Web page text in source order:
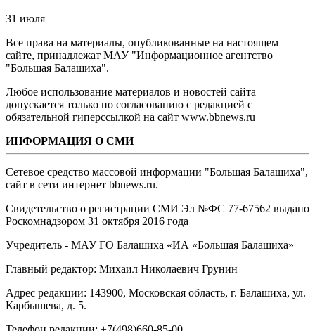
31 июля
Все права на материалы, опубликованные на настоящем
сайте, принадлежат МАУ "Информационное агентство
"Большая Балашиха".
Любое использование материалов и новостей сайта
допускается только по согласованию с редакцией с
обязательной гиперссылкой на сайт www.bbnews.ru
ИНФОРМАЦИЯ О СМИ
Сетевое средство массовой информации "Большая Балашиха",
сайт в сети интернет bbnews.ru.
Свидетельство о регистрации СМИ Эл №ФС ‎77-67562 выдано
Роскомнадзором 31 октября 2016 года
Учредитель - МАУ ГО Балашиха «ИА «Большая Балашиха»
Главный редактор: Михаил Николаевич Грунин
Адрес редакции: 143900, Московская область, г. Балашиха, ул.
Карбышева, д. 5.